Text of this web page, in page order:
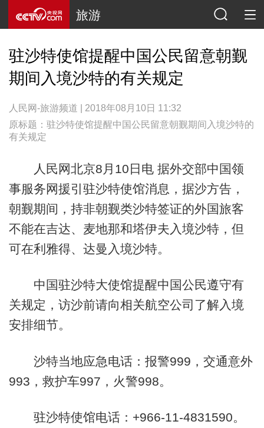
旅游
驻沙特使馆提醒中国公民留意朝觐
期间入境沙特的有关规定
人民网-旅游频道 | 2018年08月10日 11:32
原标题：驻沙特使馆提醒中国公民留意朝觐期间入境沙特的
有关规定
人民网北京8月10日电 据外交部中国领
事服务网援引驻沙特使馆消息，据沙方告，
朝觐期间，持非朝觐类沙特签证的外国旅客
不能在吉达、麦地那和塔伊夫入境沙特，但
可在利雅得、达曼入境沙特。
中国驻沙特大使馆提醒中国公民遵守有
关规定，访沙前请向相关航空公司了解入境
安排细节。
沙特当地应急电话：报警999，交通意外
993，救护车997，火警998。
驻沙特使馆电话：+966-11-4831590。